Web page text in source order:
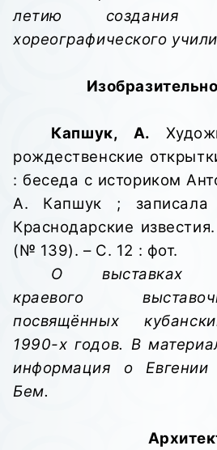
летию создания
хореографического
Капшук, А.
рождественские
: беседа с историком
А. Капшук ;
Краснодарские
(№ 139). – С. 12 : фот.
О выставках
краевого
посвящённых
1990-х годов. В
информация о Евгении
Бем.